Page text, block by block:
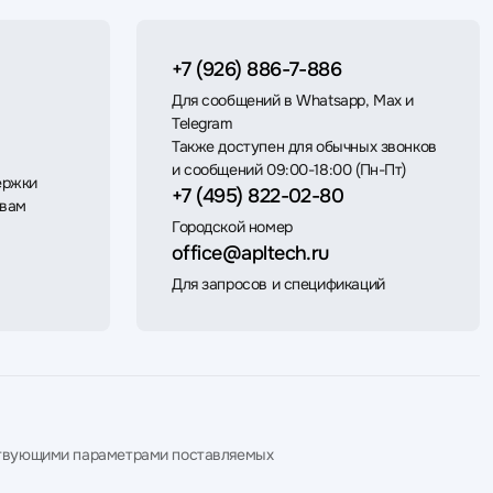
+7 (926) 886-7-886
Для сообщений в Whatsapp, Max и
Telegram
Также доступен для обычных звонков
и сообщений 09:00-18:00 (Пн-Пт)
+7 (495) 822-02-80
Городской номер
office@apltech.ru
Для запросов и спецификаций
параметрами поставляемых